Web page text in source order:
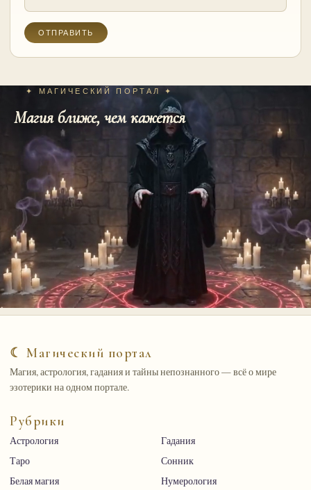
✦ МАГИЧЕСКИЙ ПОРТАЛ ✦
Магия ближе, чем кажется
☾ Магический портал
Магия, астрология, гадания и тайны непознанного — всё о мире
эзотерики на одном портале.
Рубрики
Астрология
Гадания
Таро
Сонник
Белая магия
Нумерология